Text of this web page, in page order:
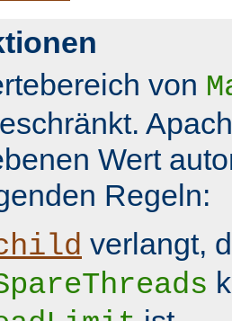
von
Wert
Regeln:
verlangt,